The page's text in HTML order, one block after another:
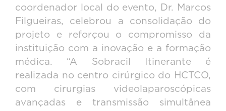
coordenador local do evento, Dr. Marcos
Filgueiras, celebrou a consolidação do
projeto e reforçou o compromisso da
instituição com a inovação e a formação
médica. “A Sobracil Itinerante é
realizada no centro cirúrgico do HCTCO,
com cirurgias videolaparoscópicas
avançadas e transmissão simultânea